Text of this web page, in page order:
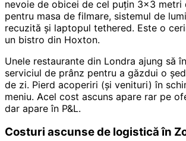
nevoie de obicei de cel puțin 3×3 metri
pentru masa de filmare, sistemul de
recuzită și laptopul tethered. Este o
un bistro din Hoxton.
Unele restaurante din Londra ajung să
serviciul de prânz pentru a găzdui o
de zi. Pierd acoperiri (și venituri) în
meniu. Acel cost ascuns apare rar pe
dar apare în P&L.
Costuri ascunse de logistică în